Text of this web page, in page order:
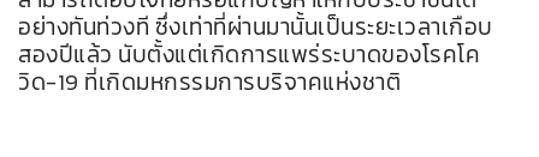
อย่างทันท่วงที ซึ่งเท่าที่ผ่านมานั้นเป็นระยะเวลาเกือบ
สองปีแล้ว นับตั้งแต่เกิดการแพร่ระบาดของโรคโค
วิด-19 ที่เกิดมหกรรมการบริจาคแห่งชาติ